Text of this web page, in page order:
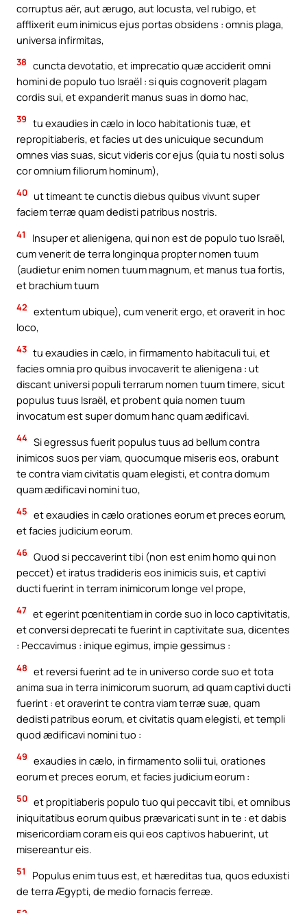
corruptus aër, aut ærugo, aut locusta, vel rubigo, et
afflixerit eum inimicus ejus portas obsidens : omnis plaga,
universa infirmitas,
38 cuncta devotatio, et imprecatio quæ acciderit omni
homini de populo tuo Israël : si quis cognoverit plagam
cordis sui, et expanderit manus suas in domo hac,
39 tu exaudies in cælo in loco habitationis tuæ, et
repropitiaberis, et facies ut des unicuique secundum
omnes vias suas, sicut videris cor ejus (quia tu nosti solus
cor omnium filiorum hominum),
40 ut timeant te cunctis diebus quibus vivunt super
faciem terræ quam dedisti patribus nostris.
41
Insuper et alienigena, qui non est de populo tuo Israël,
cum venerit de terra longinqua propter nomen tuum
(audietur enim nomen tuum magnum, et manus tua fortis,
et brachium tuum
42 extentum ubique), cum venerit ergo, et oraverit in hoc
loco,
43 tu exaudies in cælo, in firmamento habitaculi tui, et
facies omnia pro quibus invocaverit te alienigena : ut
discant universi populi terrarum nomen tuum timere, sicut
populus tuus Israël, et probent quia nomen tuum
invocatum est super domum hanc quam ædificavi.
44 Si egressus fuerit populus tuus ad bellum contra
inimicos suos per viam, quocumque miseris eos, orabunt
te contra viam civitatis quam elegisti, et contra domum
quam ædificavi nomini tuo,
45 et exaudies in cælo orationes eorum et preces eorum,
et facies judicium eorum.
46 Quod si peccaverint tibi (non est enim homo qui non
peccet) et iratus tradideris eos inimicis suis, et captivi
ducti fuerint in terram inimicorum longe vel prope,
47 et egerint pœnitentiam in corde suo in loco captivitatis,
et conversi deprecati te fuerint in captivitate sua, dicentes
: Peccavimus : inique egimus, impie gessimus :
48 et reversi fuerint ad te in universo corde suo et tota
anima sua in terra inimicorum suorum, ad quam captivi ducti
fuerint : et oraverint te contra viam terræ suæ, quam
dedisti patribus eorum, et civitatis quam elegisti, et templi
quod ædificavi nomini tuo :
49 exaudies in cælo, in firmamento solii tui, orationes
eorum et preces eorum, et facies judicium eorum :
50 et propitiaberis populo tuo qui peccavit tibi, et omnibus
iniquitatibus eorum quibus prævaricati sunt in te : et dabis
misericordiam coram eis qui eos captivos habuerint, ut
misereantur eis.
51
Populus enim tuus est, et hæreditas tua, quos eduxisti
de terra Ægypti, de medio fornacis ferreæ.